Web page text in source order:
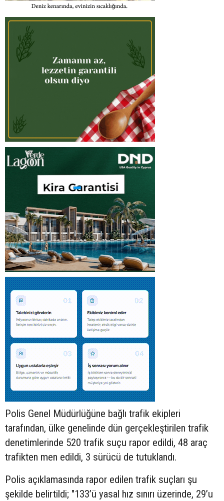
Polis Genel Müdürlüğüne bağlı trafik ekipleri
tarafından, ülke genelinde dün gerçekleştirilen trafik
denetimlerinde 520 trafik suçu rapor edildi, 48 araç
trafikten men edildi, 3 sürücü de tutuklandı.
Polis açıklamasında rapor edilen trafik suçları şu
şekilde belirtildi; "133’ü yasal hız sınırı üzerinde, 29’u